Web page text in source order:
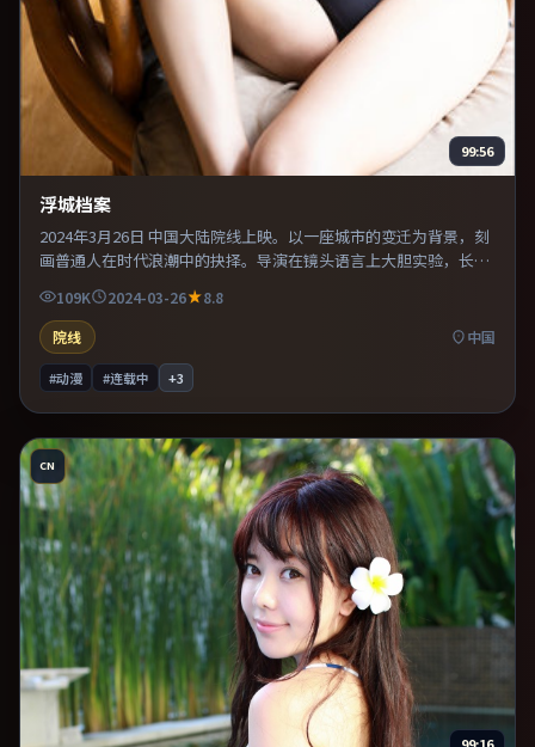
99:56
浮城档案
2024年3月26日 中国大陆院线上映。以一座城市的变迁为背景，刻
画普通人在时代浪潮中的抉择。导演在镜头语言上大胆实验，长镜
头与特写交替强化压迫感。片尾留白意味深长，值得二刷细品台词
与构图。
109K 2024-03-26
8.8
院线
中国
#动漫 #连载中 +3
CN
99:16